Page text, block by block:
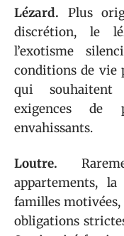
Lézard. Plus
discrétion, le
l’exotisme
conditions de vie
qui souhaitent
exigences de
envahissants.
Loutre.
appartements, la
familles motivées,
obligations